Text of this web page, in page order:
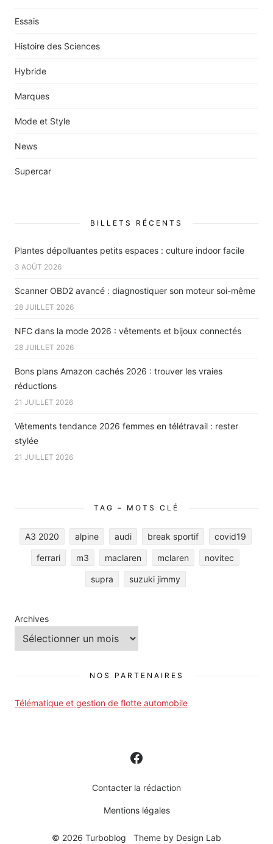
Essais
Histoire des Sciences
Hybride
Marques
Mode et Style
News
Supercar
BILLETS RÉCENTS
Plantes dépolluantes petits espaces : culture indoor facile
3 AOÛT 2026
Scanner OBD2 avancé : diagnostiquer son moteur soi-même
28 JUILLET 2026
NFC dans la mode 2026 : vêtements et bijoux connectés
28 JUILLET 2026
Bons plans Amazon cachés 2026 : trouver les vraies
réductions
21 JUILLET 2026
Vêtements tendance 2026 femmes en télétravail : rester
stylée
21 JUILLET 2026
TAG – MOTS CLÉ
A3 2020 alpine audi break sportif covid19
ferrari m3 maclaren mclaren novitec
supra suzuki jimmy
Archives
NOS PARTENAIRES
Télématique et gestion de flotte automobile
Contacter la rédaction
Mentions légales
© 2026 Turboblog Theme by Design Lab